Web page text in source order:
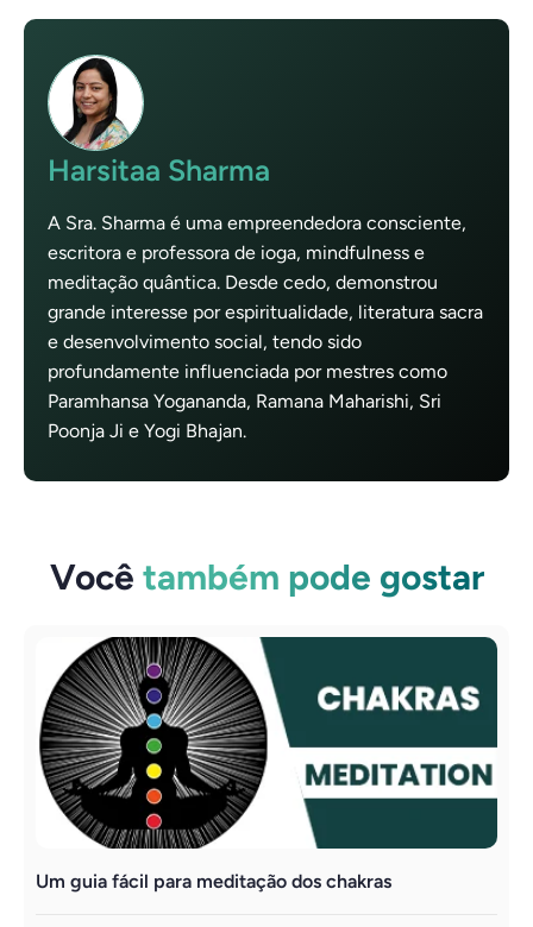
Harsitaa Sharma
A Sra. Sharma é uma empreendedora consciente,
escritora e professora de ioga, mindfulness e
meditação quântica. Desde cedo, demonstrou
grande interesse por espiritualidade, literatura sacra
e desenvolvimento social, tendo sido
profundamente influenciada por mestres como
Paramhansa Yogananda, Ramana Maharishi, Sri
Poonja Ji e Yogi Bhajan.
Você também pode gostar
Um guia fácil para meditação dos chakras